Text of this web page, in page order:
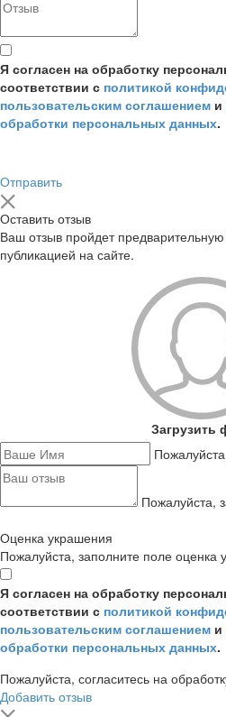
Я согласен на обработку
соответствии с политикой
пользовательским соглашением и
обработки персональных данных.
Отправить
Оставить отзыв
Ваш отзыв пройдет
публикацией на сайте.
Загрузить
Пожалуйста,
Оценка украшения
Пожалуйста, заполните поле оценка
Я согласен на обработку
соответствии с политикой
пользовательским соглашением и
обработки персональных данных.
Пожалуйста, согласитесь на
Добавить отзыв